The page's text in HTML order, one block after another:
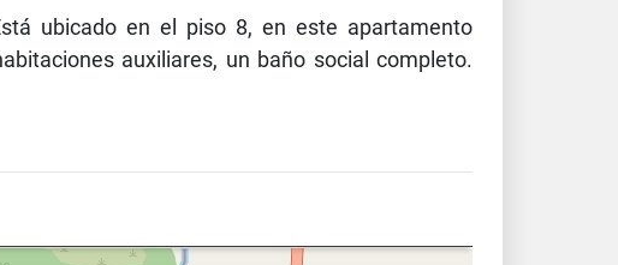
ubicado en el piso 8, en este apartamento
auxiliares, un baño social completo.